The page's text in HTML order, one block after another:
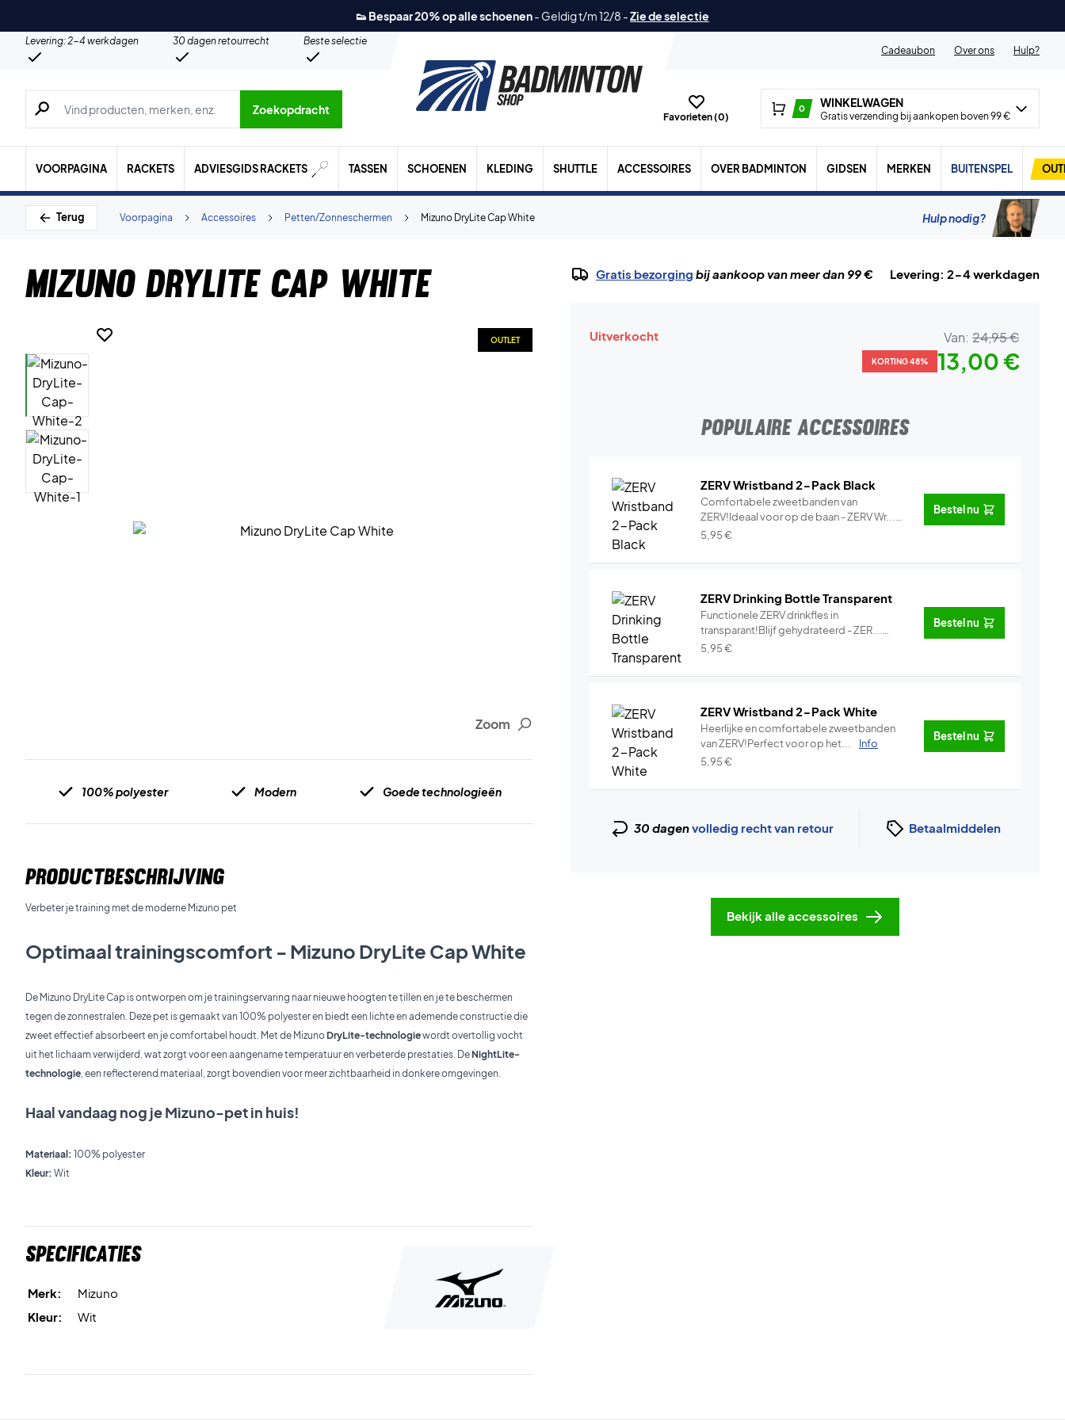
👟 Bespaar 20% op alle schoenen- Geldig t/m 12/8 -Zie de selectie
Levering: 2-4 werkdagen 30 dagen retourrecht
Beste selectie
Cadeaubon
Over ons Hulp?
Zoeken naar producten, merken etc.
Zoekopdracht
Favorieten (0)
0 WINKELWAGEN
Gratis verzending bij aankopen boven 99 €
VOORPAGINA RACKETS ADVIESGIDS RACKETS TASSEN SCHOENEN KLEDING SHUTTLE ACCESSOIRES OVER BADMINTON GIDSEN MERKEN BUITENSPEL
Terug Mizuno DryLite Cap White
Petten/Zonneschermen
Accessoires
Voorpagina Hulp nodig?
Mizuno DryLite Cap White
Zoom
OUTLET
100% polyester Modern Goede technologieën
PRODUCTBESCHRIJVING
Verbeter je training met de moderne Mizuno pet
Optimaal trainingscomfort - Mizuno DryLite Cap White
De Mizuno DryLite Cap is ontworpen om je trainingservaring naar nieuwe hoogten te tillen en je te beschermen
tegen de zonnestralen. Deze pet is gemaakt van 100% polyester en biedt een lichte en ademende constructie die
zweet effectief absorbeert en je comfortabel houdt. Met de MizunoDryLite-technologiewordt overtollig vocht
uit het lichaam verwijderd, wat zorgt voor een aangename temperatuur en verbeterde prestaties. DeNightLite-
technologie, een reflecterend materiaal, zorgt bovendien voor meer zichtbaarheid in donkere omgevingen.
Haal vandaag nog je Mizuno-pet in huis!
Materiaal: 100% polyester
Kleur: Wit
Specificaties
Merk:
Mizuno
Kleur:
Wit
Gratis bezorging bij aankoop van meer dan 99 € Levering: 2-4 werkdagen
Uitverkocht Van: 24,95 €
KORTING 48% 13,00 €
POPULAIRE ACCESSOIRES
ZERV Wristband 2-Pack Black
Comfortabele zweetbanden van
ZERV!Ideaal voor op de baan - ZERV Wr...
Info
5,95€
Bestel nu
ZERV Drinking Bottle Transparent
Functionele ZERV drinkfles in
transparant!Blijf gehydrateerd - ZER...
Info
5,95€
Bestel nu
ZERV Wristband 2-Pack White
Heerlijke en comfortabele zweetbanden
van ZERV!Perfect voor op het...
Info
5,95€
Bestel nu
30 dagenvolledig recht van retour Betaalmiddelen
Bekijk alle accessoires